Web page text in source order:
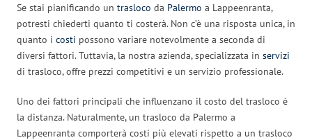
Se stai pianificando un trasloco da Palermo a Lappeenranta,
potresti chiederti quanto ti costerà. Non c’è una risposta unica, in
quanto i costi possono variare notevolmente a seconda di
diversi fattori. Tuttavia, la nostra azienda, specializzata in servizi
di trasloco, offre prezzi competitivi e un servizio professionale.
Uno dei fattori principali che influenzano il costo del trasloco è
la distanza. Naturalmente, un trasloco da Palermo a
Lappeenranta comporterà costi più elevati rispetto a un trasloco